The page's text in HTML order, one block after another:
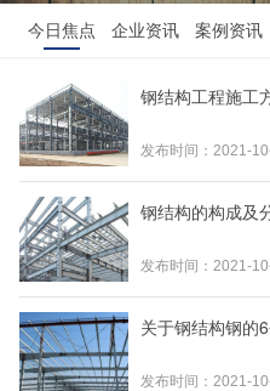
今日焦点 企业资讯 案例资讯
钢结构工程施工
发布时间：2021-
钢结构的构成及
发布时间：2021-
关于钢结构钢的
发布时间：2021-